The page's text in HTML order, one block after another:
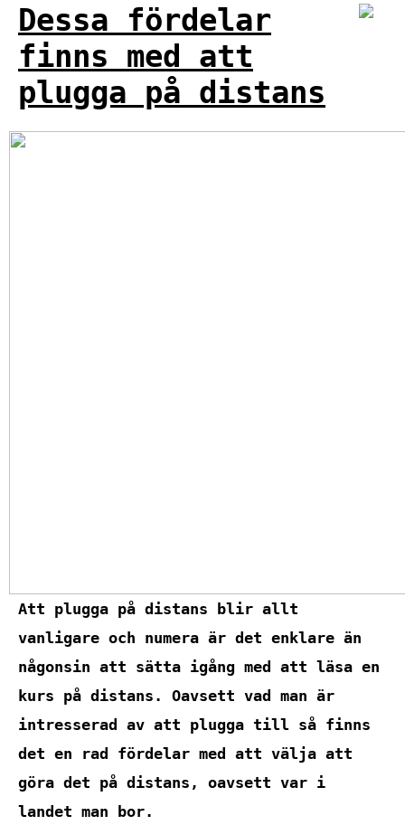
Dessa fördelar
finns med att
plugga på distans
Att plugga på distans blir allt
vanligare och numera är det enklare än
någonsin att sätta igång med att läsa en
kurs på distans. Oavsett vad man är
intresserad av att plugga till så finns
det en rad fördelar med att välja att
göra det på distans, oavsett var i
landet man bor.